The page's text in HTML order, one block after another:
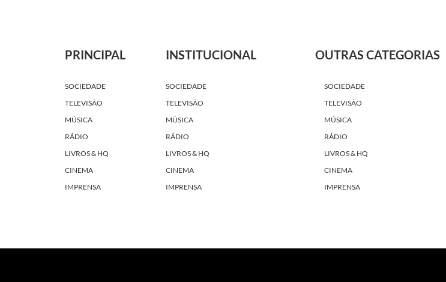
PRINCIPAL
SOCIEDADE
TELEVISÃO
MÚSICA
RÁDIO
LIVROS & HQ
CINEMA
IMPRENSA
INSTITUCIONAL
SOCIEDADE
TELEVISÃO
MÚSICA
RÁDIO
LIVROS & HQ
CINEMA
IMPRENSA
OUTRAS CATEGORIAS
SOCIEDADE
TELEVISÃO
MÚSICA
RÁDIO
LIVROS & HQ
CINEMA
IMPRENSA